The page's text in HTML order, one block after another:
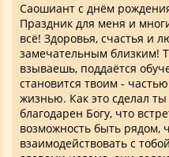
Саошиант с днём
Праздник для меня и
всё! Здоровья, счастья и
замечательным близким!
взываешь, поддаётся
становится твоим -
жизнью. Как это сделал
благодарен Богу, что
возможность быть рядом,
взаимодействовать с